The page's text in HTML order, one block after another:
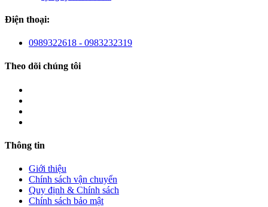
Điện thoại:
0989322618 - 0983232319
Theo dõi chúng tôi
Thông tin
Giới thiệu
Chính sách vận chuyển
Quy định & Chính sách
Chính sách bảo mật